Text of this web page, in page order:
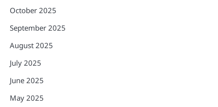
October 2025
September 2025
August 2025
July 2025
June 2025
May 2025